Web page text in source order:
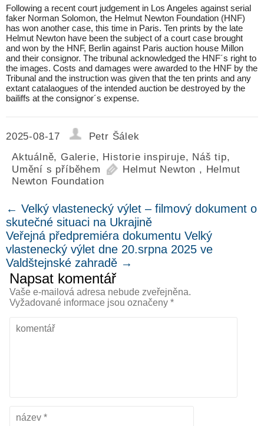
Following a recent court judgement in Los Angeles against serial
faker Norman Solomon, the Helmut Newton Foundation (HNF)
has won another case, this time in Paris. Ten prints by the late
Helmut Newton have been the subject of a court case brought
and won by the HNF, Berlin against Paris auction house Millon
and their consignor. The tribunal acknowledged the HNF´s right to
the images. Costs and damages were awarded to the HNF by the
Tribunal and the instruction was given that the ten prints and any
extant catalaogues of the intended auction be destroyed by the
bailiffs at the consignor´s expense.
2025-08-17
Petr Šálek
Aktuálně, Galerie, Historie inspiruje, Náš tip,
Umění s příběhem
Helmut Newton , Helmut
Newton Foundation
← Velký vlastenecký výlet – filmový dokument o
skutečné situaci na Ukrajině
Veřejná předpremiéra dokumentu Velký
vlastenecký výlet dne 20.srpna 2025 ve
Valdštejnské zahradě →
Napsat komentář
Vaše e-mailová adresa nebude zveřejněna.
Vyžadované informace jsou označeny *